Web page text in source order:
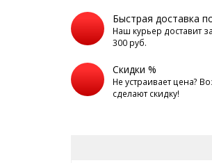
Быстрая доставка
Наш курьер доставит
300 руб.
Скидки %
Не устраивает цена?
сделают скидку!